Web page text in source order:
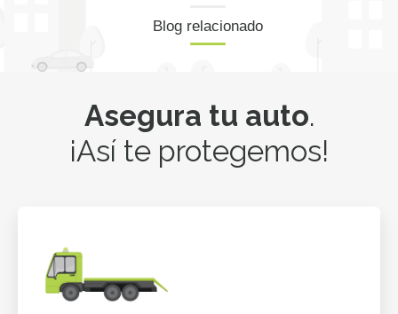
Blog relacionado
Asegura tu auto.
¡Así te protegemos!